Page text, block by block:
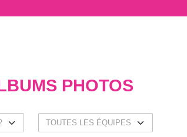
PHOTOS